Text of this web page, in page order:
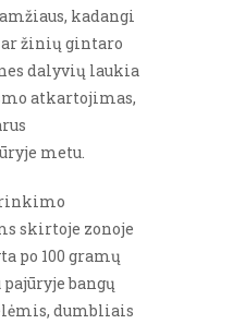
kadangi
žinių gintaro
dalyvių laukia
atkartojimas,
metu.
skirtoje zonoje
po 100 gramų
bangų
dumbliais